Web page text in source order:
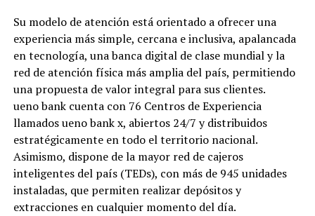
Su modelo de atención está orientado a ofrecer una
experiencia más simple, cercana e inclusiva, apalancada
en tecnología, una banca digital de clase mundial y la
red de atención física más amplia del país, permitiendo
una propuesta de valor integral para sus clientes.
ueno bank cuenta con 76 Centros de Experiencia
llamados ueno bank x, abiertos 24/7 y distribuidos
estratégicamente en todo el territorio nacional.
Asimismo, dispone de la mayor red de cajeros
inteligentes del país (TEDs), con más de 945 unidades
instaladas, que permiten realizar depósitos y
extracciones en cualquier momento del día.